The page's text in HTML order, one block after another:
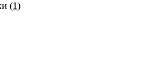
(1)